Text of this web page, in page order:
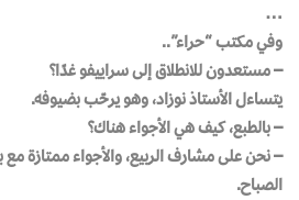
…
وفي مكتب “حراء”..
– مستعدون للانطلاق إلى سراييفو غدًا؟
يتساءل الأستاذ نوزاد، وهو يرحّب بضيوفه.
– بالطبع، كيف هي الأجواء هناك؟
– نحن على مشارف الربيع، والأجواء ممتازة
الصباح.